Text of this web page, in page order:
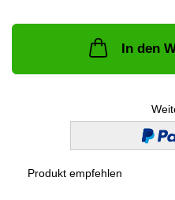
In den
Produkt empfehlen